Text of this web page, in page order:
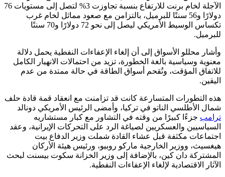
الآجلة لخام برنت للارتفاع بنسبة تجاوزت 3% لتصل إلى مستويات 76
دولارًا و56 سنتًا للبرميل، بالتزامن مع صعود مماثل لخام غرب
تكساس الوسيط الأمريكي ليصل إلى نحو 72 دولارًا و70 سنتًا
للبرميل.
وأشار محللو الأسواق إلى أن إلغاء الإعفاءات النفطية يحمل دلالة
معنوية وسياسية بالغة الخطورة، تزيد من احتمالات الانهيار الكامل
للاتفاق المؤقت، وتُقحم أسواق الطاقة في حالة ممتدة من عدم
اليقين.
هذه التطورات المتسارعة كانت قد تزامنت مع انعقاد قمة قادة حلف
شمال الأطلسي الناتو في تركيا، وأمضى الرئيس الأمريكي دونالد
ترامبجزءًا كبيرًا من وقته في التشاور مع كبار مستشاريه
السياسيين والعسكريين لصياغة الرد على التحركات الإيرانية، وعقد
اجتماعات مكثفة قبل عشاء القادة شملت وزير الدفاع بيت
هيغسيث، ووزير الخارجية ماركو روبيو، ورئيس هيئة الأركان
المشتركة دان كين، بالإضافة إلى وزير الخزانة سكوت بيسنت لبحث
الآثار الاقتصادية لإلغاء الإعفاءات النفطية.